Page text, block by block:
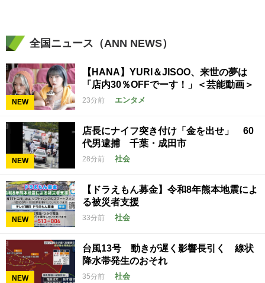
全国ニュース（ANN NEWS）
NEW
【HANA】YURI＆JISOO、来世の夢は
「店内30％OFFでーす！」＜芸能動画＞
23分前 エンタメ
NEW
店長にナイフ突き付け「金を出せ」 60
代男逮捕 千葉・成田市
28分前 社会
NEW
【ドラえもん募金】令和8年熊本地震によ
る被災者支援
33分前 社会
NEW
台風13号 動きが遅く影響長引く 線状
降水帯発生のおそれ
35分前 社会